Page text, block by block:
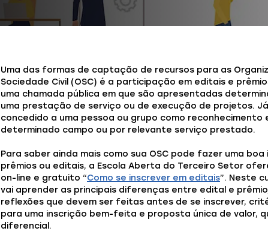
Uma das formas de captação de recursos para as
Sociedade Civil (OSC) é a participação em editais e
uma chamada pública em que são apresentadas
uma prestação de serviço ou de execução de projetos.
concedido a uma pessoa ou grupo como reconhecimento
determinado campo ou por relevante serviço prestado.
Para saber ainda mais como sua OSC pode fazer uma boa
prêmios ou editais, a Escola Aberta do Terceiro Setor
on-line e gratuito “Como se inscrever em editais”. Neste
vai aprender as principais diferenças entre edital e
reflexões que devem ser feitas antes de se inscrever,
para uma inscrição bem-feita e proposta única de valor,
diferencial.